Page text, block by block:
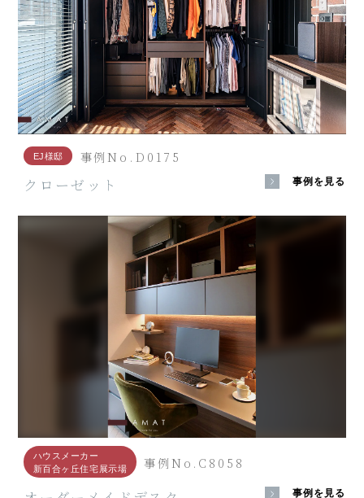
EJ様邸 事例No.D0175
クローゼット 事例を見る
ハウスメーカー
新百合ヶ丘住宅展示場
事例No.C8058
事例を見る